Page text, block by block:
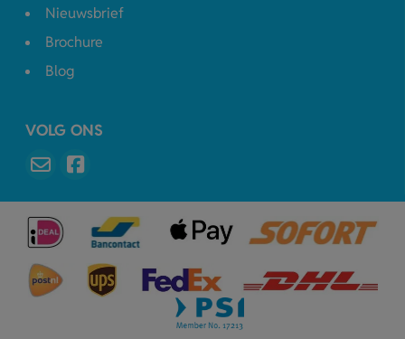
Nieuwsbrief
Brochure
Blog
VOLG ONS